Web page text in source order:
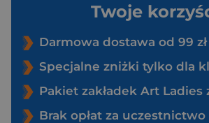
Twoje
Darmowa dostawa od 99 zł
Specjalne zniżki tylko dla
Pakiet zakładek Art Ladies
Brak opłat za uczestnictwo